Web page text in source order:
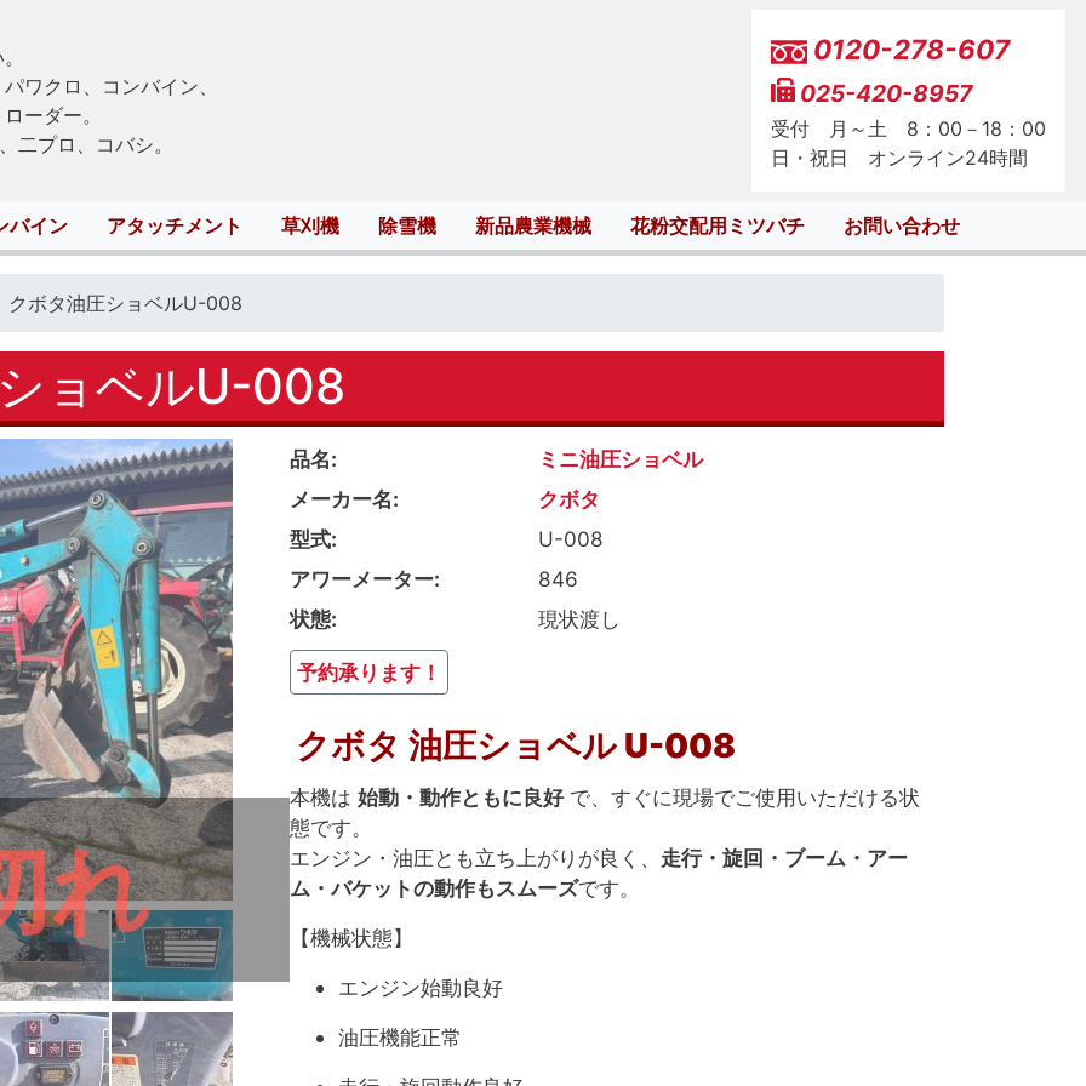
ワクロ、コンバイン、
ーダー。
二プロ、コバシ。
0120-278-607
025-420-8957
受付 月～土 8：00－18：00
日・祝日 オンライン24時間
バイン アタッチメント 草刈機 除雪機 新品農業機械 花粉交配用ミツバチ お問い合わせ
ボタ油圧ショベルU-008
ョベルU-008
れ
品名
ミニ油圧ショベル
メーカー名
クボタ
型式
U-008
アワーメーター
846
状態
現状渡し
予約承ります！
クボタ 油圧ショベル U-008
本機は 始動・動作ともに良好で、すぐに現場でご使用いただける状
態です。
エンジン・油圧とも立ち上がりが良く、 走行・旋回・ブーム・アー
ム・バケットの動作もスムーズです。
【機械状態】
エンジン始動良好
油圧機能正常